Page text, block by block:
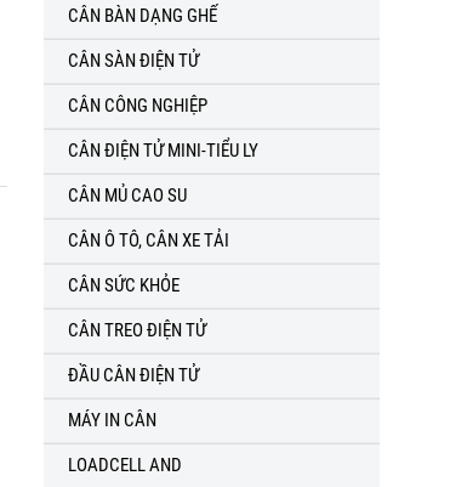
CÂN BÀN DẠNG GHẾ
CÂN SÀN ĐIỆN TỬ
CÂN CÔNG NGHIỆP
CÂN ĐIỆN TỬ MINI-TIỂU LY
CÂN MỦ CAO SU
CÂN Ô TÔ, CÂN XE TẢI
CÂN SỨC KHỎE
CÂN TREO ĐIỆN TỬ
ĐẦU CÂN ĐIỆN TỬ
MÁY IN CÂN
LOADCELL AND